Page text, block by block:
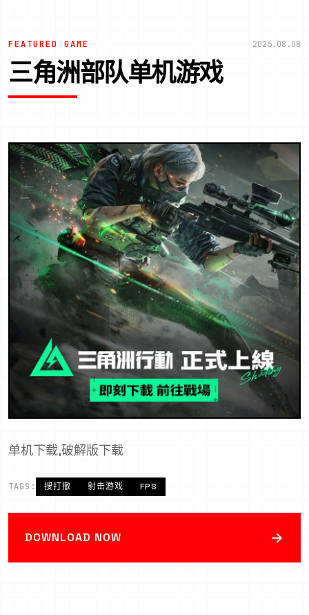
FEATURED GAME 2026.08.08
三角洲部队单机游戏
单机下载,破解版下载
TAGS: 搜打撤 射击游戏 FPS
DOWNLOAD NOW →